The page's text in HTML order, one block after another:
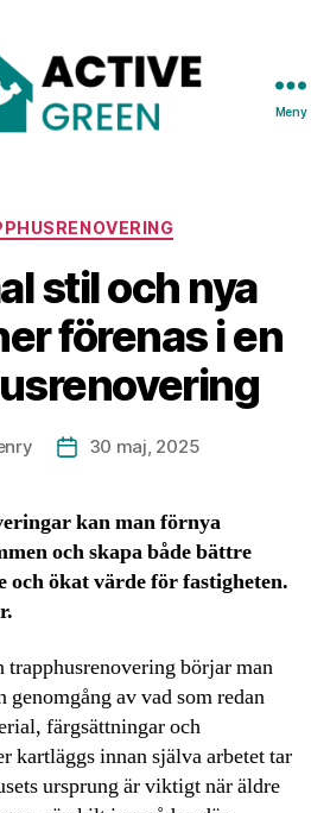
Meny
Kategorier
stil och nya
förenas i en
Inläggsdatum
30 maj, 2025
kan man förnya
och skapa både bättre
och ökat värde för fastigheten.
trapphusrenovering börjar man
genomgång av vad som redan
färgsättningar och
kartläggs innan själva arbetet tar
ursprung är viktigt när äldre